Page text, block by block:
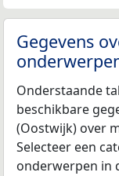
Gegevens
Onderstaande
beschikbare
(Oostwijk) over
Selecteer een
onderwerpen in